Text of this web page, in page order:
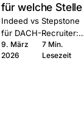
für welche Stelle
Indeed vs Stepstone
für DACH-Recruiter:
wo welche Plattform
gewinnt, der Quick-
9. März
2026
7 Min.
Lesezeit